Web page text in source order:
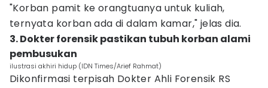
"Korban pamit ke orangtuanya untuk kuliah,
ternyata korban ada di dalam kamar," jelas dia.
3. Dokter forensik pastikan tubuh korban alami
pembusukan
ilustrasi akhiri hidup (IDN Times/Arief Rahmat)
Dikonfirmasi terpisah Dokter Ahli Forensik RS